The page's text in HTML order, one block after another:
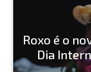
Roxo é o
Dia